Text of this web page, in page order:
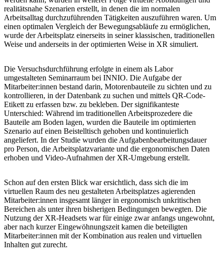
realitätsnahe Szenarien erstellt, in denen die im normalen
Arbeitsalltag durchzuführenden Tätigkeiten auszuführen waren. Um
einen optimalen Vergleich der Bewegungsabläufe zu ermöglichen,
wurde der Arbeitsplatz einerseits in seiner klassischen, traditionellen
Weise und anderseits in der optimierten Weise in XR simuliert.
Die Versuchsdurchführung erfolgte in einem als Labor
umgestalteten Seminarraum bei INNIO. Die Aufgabe der
Mitarbeiter:innen bestand darin, Motorenbauteile zu sichten und zu
kontrollieren, in der Datenbank zu suchen und mittels QR-Code-
Etikett zu erfassen bzw. zu bekleben. Der signifikanteste
Unterschied: Während im traditionellen Arbeitsprozedere die
Bauteile am Boden lagen, wurden die Bauteile im optimierten
Szenario auf einen Beistelltisch gehoben und kontinuierlich
angeliefert. In der Studie wurden die Aufgabenbearbeitungsdauer
pro Person, die Arbeitsplatzvariante und die ergonomischen Daten
erhoben und Video-Aufnahmen der XR-Umgebung erstellt.
Schon auf den ersten Blick war ersichtlich, dass sich die im
virtuellen Raum des neu gestalteten Arbeitsplatzes agierenden
Mitarbeiter:innen insgesamt länger in ergonomisch unkritischen
Bereichen als unter ihren bisherigen Bedingungen bewegten. Die
Nutzung der XR-Headsets war für einige zwar anfangs ungewohnt,
aber nach kurzer Eingewöhnungszeit kamen die beteiligten
Mitarbeiter:innen mit der Kombination aus realen und virtuellen
Inhalten gut zurecht.